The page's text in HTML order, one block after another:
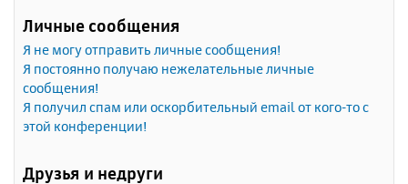
Личные сообщения
Я не могу отправить личные сообщения!
Я постоянно получаю нежелательные личные
сообщения!
Я получил спам или оскорбительный email от кого-то с
этой конференции!
Друзья и недруги